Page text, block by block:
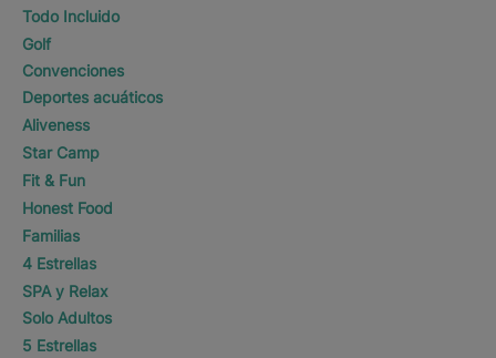
Todo Incluido
Golf
Convenciones
Deportes acuáticos
Aliveness
Star Camp
Fit & Fun
Honest Food
Familias
4 Estrellas
SPA y Relax
Solo Adultos
5 Estrellas